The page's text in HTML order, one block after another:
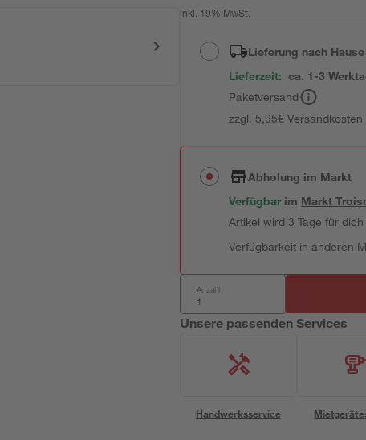
inkl. 19% MwSt.
Lieferung nach Hause
Lieferzeit: ca. 1-3
Paketversand
zzgl. 5,95€ Versandkosten
Abholung im Markt
Verfügbar im Markt
Artikel wird 3 Tage für
Verfügbarkeit in anderen
Anzahl:
Unsere passenden Services
Handwerksservice